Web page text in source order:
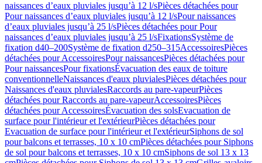
naissances d’eaux pluviales jusqu’à 12 l/sPièces détachées pour
Pour naissances d’eaux pluviales jusqu’à 12 l/sPour naissances
d’eaux pluviales jusqu’à 25 l/sPièces détachées pour Pour
naissances d’eaux pluviales jusqu’à 25 l/sFixationsSystème de
fixation d40–200Système de fixation d250–315AccessoiresPièces
détachées pour AccessoiresPour naissancesPièces détachées pour
Pour naissancesPour fixationsÉvacuation des eaux de toiture
conventionnelleNaissances d'eaux pluvialesPièces détachées pour
Naissances d'eaux pluvialesRaccords au pare-vapeurPièces
détachées pour Raccords au pare-vapeurAccessoiresPièces
détachées pour AccessoiresÉvacuation des solsEvacuation de
surface pour l'intérieur et l'extérieurPièces détachées pour
Evacuation de surface pour l'intérieur et l'extérieurSiphons de sol
pour balcons et terrasses, 10 x 10 cmPièces détachées pour Siphons
de sol pour balcons et terrasses, 10 x 10 cmSiphons de sol 13 x 13